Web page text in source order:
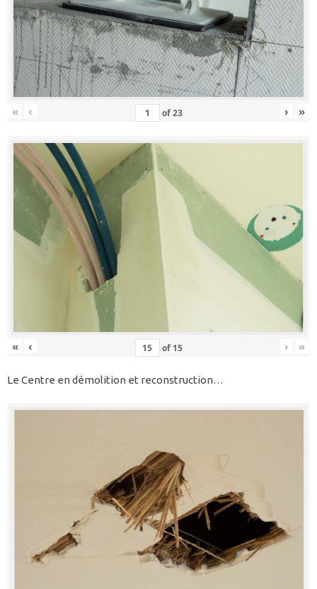
« ‹ of23 › »
« ‹ of 15 › »
Le Centre en démolition et reconstruction…